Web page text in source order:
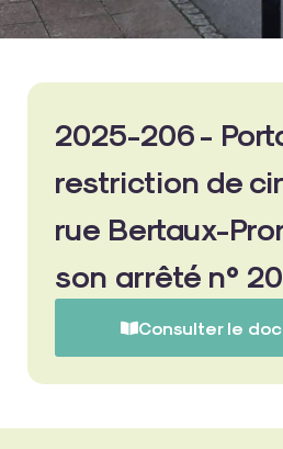
2025-206 -
restriction de
rue Bertaux-
son arrêté n°
Consulter le